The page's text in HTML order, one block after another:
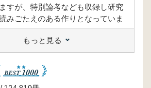
すが、特別論考なども収録し研究
みごたえのある作りとなっていま
ての組織的な古墳群の調査が行
西都原古墳群がよく知られていま
前期の大型前方後円墳を含む宮崎
もっと見る